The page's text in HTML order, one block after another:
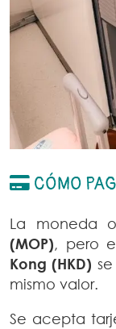
CÓMO
La moneda
(MOP), pero
Kong (HKD)
mismo valor.
Se acepta